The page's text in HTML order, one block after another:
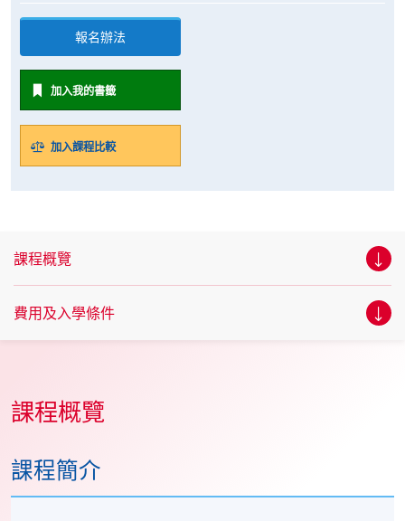
報名辦法
加入我的書籤
加入課程比較
課程概覽
費用及入學條件
課程概覽
課程簡介